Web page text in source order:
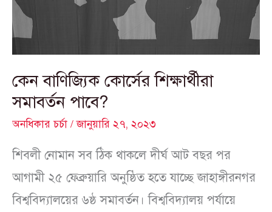
কেন বাণিজ্যিক কোর্সের শিক্ষার্থীরা
সমাবর্তন পাবে?
অনধিকার চর্চা /জানুয়ারি ২৭, ২০২৩
শিবলী নোমান সব ঠিক থাকলে দীর্ঘ আট বছর পর
আগামী ২৫ ফেব্রুয়ারি অনুষ্ঠিত হতে যাচ্ছে জাহাঙ্গীরনগর
বিশ্ববিদ্যালয়ের ৬ষ্ঠ সমাবর্তন। বিশ্ববিদ্যালয় পর্যায়ে
পাবে?